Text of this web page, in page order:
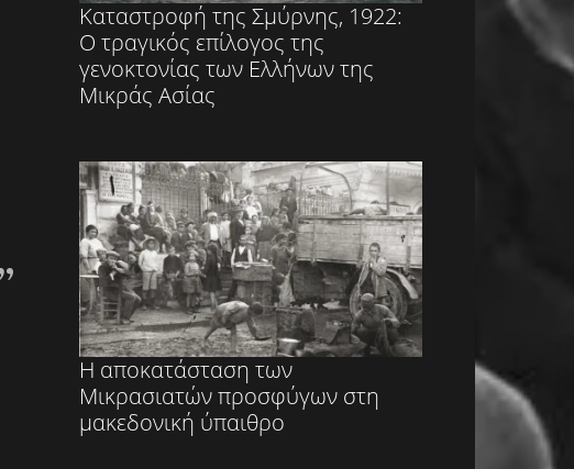
Καταστροφή της Σμύρνης, 1922:
Ο τραγικός επίλογος της
γενοκτονίας των Ελλήνων της
Μικράς Ασίας
Η αποκατάσταση των
Μικρασιατών προσφύγων στη
μακεδονική ύπαιθρο